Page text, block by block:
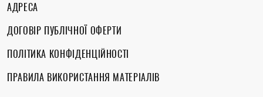
АДРЕСА
ДОГОВІР ПУБЛІЧНОЇ ОФЕРТИ
ПОЛІТИКА КОНФІДЕНЦІЙНОСТІ
ПРАВИЛА ВИКОРИСТАННЯ МАТЕРІАЛІВ